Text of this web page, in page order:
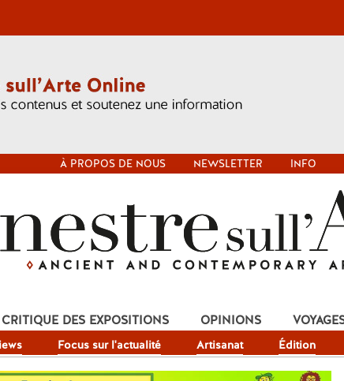
À PROPOS DE NOUS NEWSLETTER INFO
Focus sur l'actualité Artisanat Édition
CRITIQUE DES EXPOSITIONS OPINIONS